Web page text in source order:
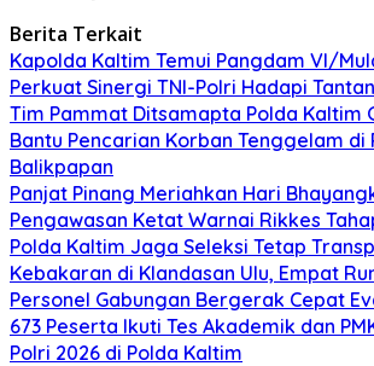
Berita Terkait
Kapolda Kaltim Temui Pangdam VI/
Perkuat Sinergi TNI-Polri Hadapi
Tim Pammat Ditsamapta Polda Kaltim
Bantu Pencarian Korban Tenggelam di
Balikpapan
Panjat Pinang Meriahkan Hari
Pengawasan Ketat Warnai Rikkes
Polda Kaltim Jaga Seleksi Tetap
Kebakaran di Klandasan Ulu, Empat
Personel Gabungan Bergerak Cepat
673 Peserta Ikuti Tes Akademik dan
Polri 2026 di Polda Kaltim